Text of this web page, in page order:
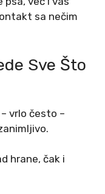
sa nečim
Sve Što
vrlo često –
hrane, čak i